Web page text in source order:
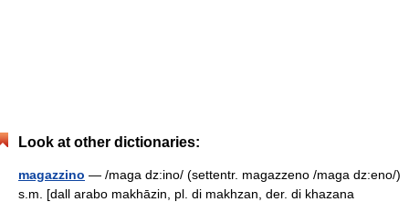
Look at other dictionaries:
magazzino — /maga dz:ino/ (settentr. magazzeno /maga dz:eno/)
s.m. [dall arabo makhāzin, pl. di makhzan, der. di khazana